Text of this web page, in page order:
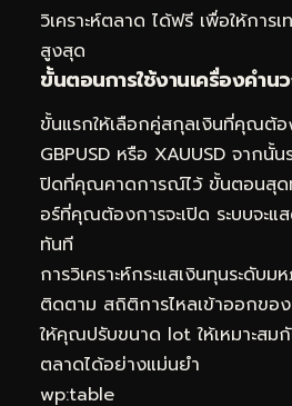
วิเคราะห์ตลาด ได้ฟรี เพื่อให้การ
สูงสุด
ขั้นตอนการใช้งานเครื่องคำ
ขั้นแรกให้เลือกคู่สกุลเงินที่คุณต้อ
GBPUSD หรือ XAUUSD จากนั้น
ปิดที่คุณคาดการณ์ไว้ ขั้นตอนสุด
อร์ที่คุณต้องการจะเปิด ระบบจะแ
ทันที
การวิเคราะห์กระแสเงินทุนระดับ
ติดตาม สถิติการไหลเข้าออกขอ
ให้คุณปรับขนาด lot ให้เหมาะสม
ตลาดได้อย่างแม่นยำ
wp:table